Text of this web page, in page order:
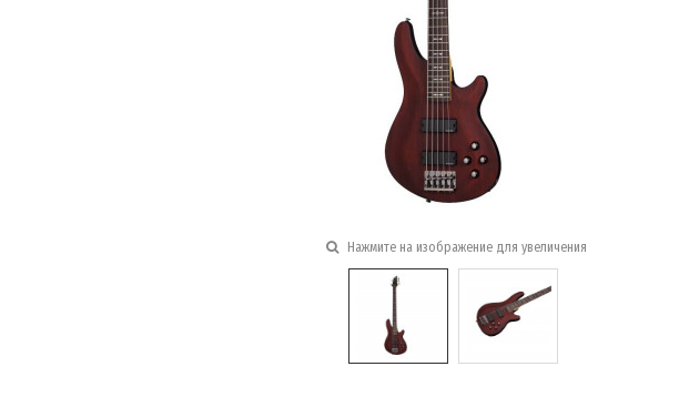
Нажмите на изображение для увеличения